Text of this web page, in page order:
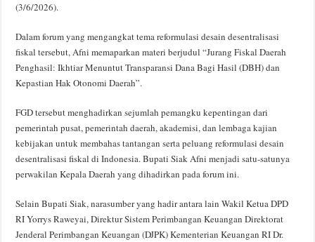
(3/6/2026).
Dalam forum yang mengangkat tema reformulasi desain desentralisasi
fiskal tersebut, Afni memaparkan materi berjudul “Jurang Fiskal Daerah
Penghasil: Ikhtiar Menuntut Transparansi Dana Bagi Hasil (DBH) dan
Kepastian Hak Otonomi Daerah”.
FGD tersebut menghadirkan sejumlah pemangku kepentingan dari
pemerintah pusat, pemerintah daerah, akademisi, dan lembaga kajian
kebijakan untuk membahas tantangan serta peluang reformulasi desain
desentralisasi fiskal di Indonesia. Bupati Siak Afni menjadi satu-satunya
perwakilan Kepala Daerah yang dihadirkan pada forum ini.
Selain Bupati Siak, narasumber yang hadir antara lain Wakil Ketua DPD
RI Yorrys Raweyai, Direktur Sistem Perimbangan Keuangan Direktorat
Jenderal Perimbangan Keuangan (DJPK) Kementerian Keuangan RI Dr.